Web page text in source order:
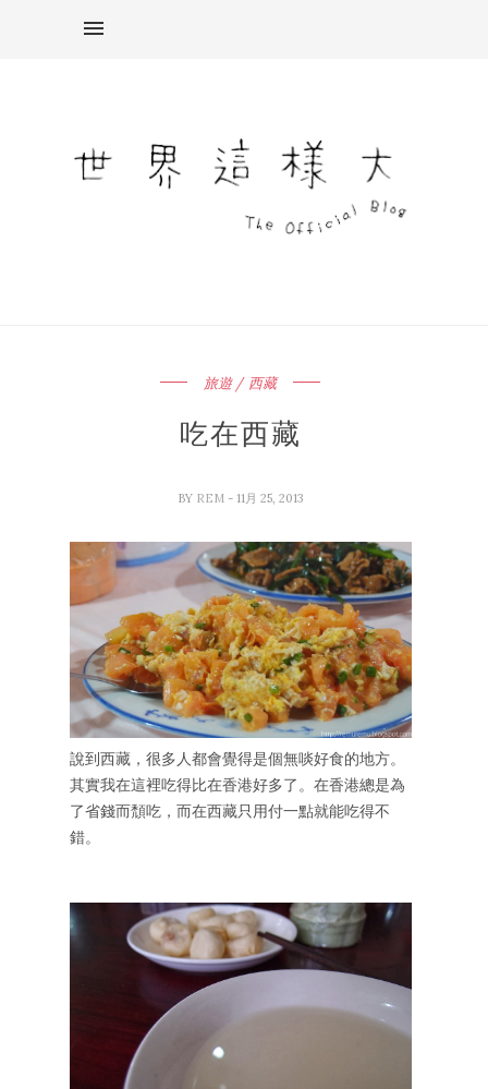
旅遊 / 西藏
吃在西藏
BY REM - 11月 25, 2013
說到西藏，很多人都會覺得是個無啖好食的地方。
其實我在這裡吃得比在香港好多了。在香港總是為
了省錢而頹吃，而在西藏只用付一點就能吃得不
錯。